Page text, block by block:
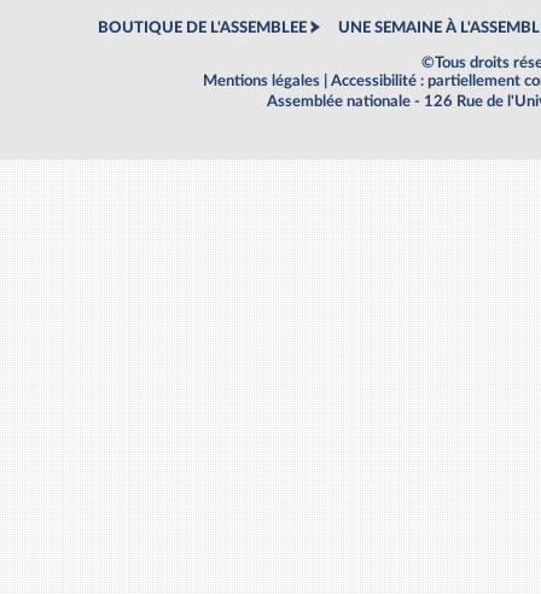
BOUTIQUE DE L'ASSEMBLEE UNE SEMAINE À
©Tous droits
Mentions légales
Accessibilité : partiellement
Assemblée nationale - 126 Rue de